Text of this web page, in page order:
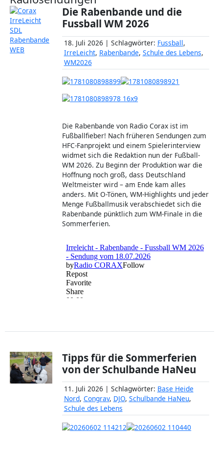
Die Rabenbande und die
Fussball WM 2026
18. Juli 2026 | Schlagwörter: Fussball,
IrreLeicht, Rabenbande, Schule des Lebens,
WM2026
Die Rabenbande von Radio Corax ist im
Fußballfieber! Nach früheren Sendungen zum
HFC-Fanprojekt und einem Spielerinterview
widmet sich die Redaktion nun der Fußball-
WM 2026. Zu Beginn der Produktion war die
Hoffnung noch groß, dass Deutschland
Weltmeister wird – am Ende kam alles
anders. Mit O-Tönen, WM-Highlights und jeder
Menge Fußballmusik verabschiedet sich die
Rabenbande pünktlich zum WM-Finale in die
Sommerferien.
Tipps für die Sommerferien
von der Schulbande HaNeu
11. Juli 2026 | Schlagwörter: Base Heide
Nord, Congrav, DJO, Schulbande HaNeu,
Schule des Lebens